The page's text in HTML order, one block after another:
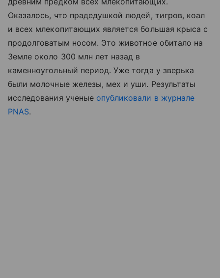
Оказалось, что прадедушкой людей, тигров, коал
и всех млекопитающих является большая крыса с
продолговатым носом. Это животное обитало на
Земле около 300 млн лет назад в
каменноугольный период. Уже тогда у зверька
были молочные железы, мех и уши. Результаты
исследования ученые опубликовали в журнале
PNAS.